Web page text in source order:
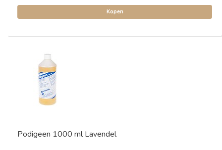
Kopen
Podigeen 1000 ml Lavendel